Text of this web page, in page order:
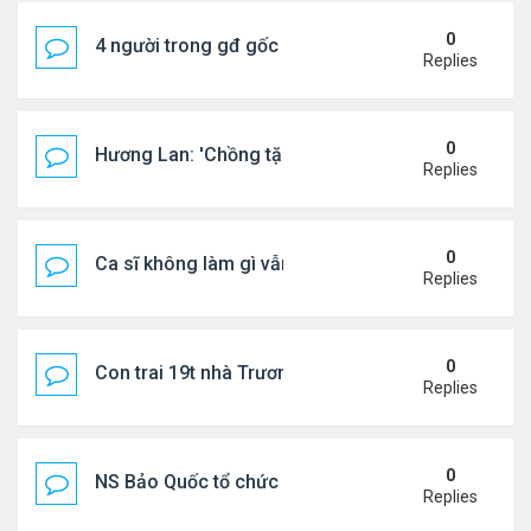
4 người trong gđ gốc Việt thiệt mạng vì tai nạn xe
0
Replies
Hương Lan: 'Chồng tặng tôi khu vườn tình yêu'
0
Replies
Ca sĩ không làm gì vẫn kiếm được 400 triệu đồng/
0
Replies
Con trai 19t nhà Trương Bá Chi - Tạ Đình Phong
0
Replies
NS Bảo Quốc tổ chức sn cho bà xã
0
Replies